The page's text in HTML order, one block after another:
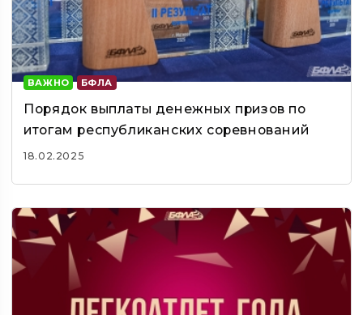
ВАЖНО БФЛА
Порядок выплаты денежных призов по
итогам республиканских соревнований
18.02.2025